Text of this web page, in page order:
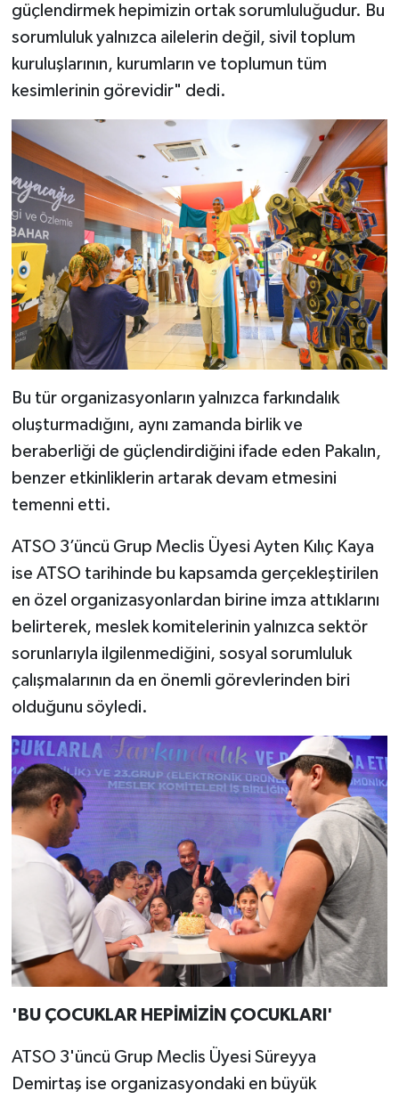
güçlendirmek hepimizin ortak sorumluluğudur. Bu
sorumluluk yalnızca ailelerin değil, sivil toplum
kuruluşlarının, kurumların ve toplumun tüm
kesimlerinin görevidir" dedi.
Bu tür organizasyonların yalnızca farkındalık
oluşturmadığını, aynı zamanda birlik ve
beraberliği de güçlendirdiğini ifade eden Pakalın,
benzer etkinliklerin artarak devam etmesini
temenni etti.
ATSO 3’üncü Grup Meclis Üyesi Ayten Kılıç Kaya
ise ATSO tarihinde bu kapsamda gerçekleştirilen
en özel organizasyonlardan birine imza attıklarını
belirterek, meslek komitelerinin yalnızca sektör
sorunlarıyla ilgilenmediğini, sosyal sorumluluk
çalışmalarının da en önemli görevlerinden biri
olduğunu söyledi.
'BU ÇOCUKLAR HEPİMİZİN ÇOCUKLARI'
ATSO 3'üncü Grup Meclis Üyesi Süreyya
Demirtaş ise organizasyondaki en büyük